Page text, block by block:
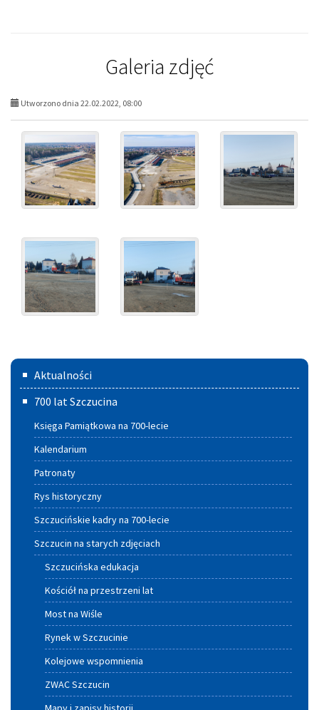
Galeria zdjęć
Utworzono dnia 22.02.2022, 08:00
Menu
główne
Aktualności
700 lat Szczucina
Księga Pamiątkowa na 700-lecie
Kalendarium
Patronaty
Rys historyczny
Szczucińskie kadry na 700-lecie
Szczucin na starych zdjęciach
Szczucińska edukacja
Kościół na przestrzeni lat
Most na Wiśle
Rynek w Szczucinie
Kolejowe wspomnienia
ZWAC Szczucin